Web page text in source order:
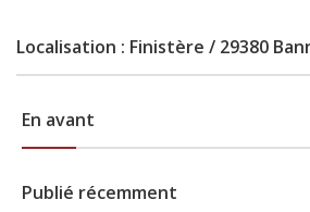
Localisation : Finistère / 29380
En avant
Publié récemment